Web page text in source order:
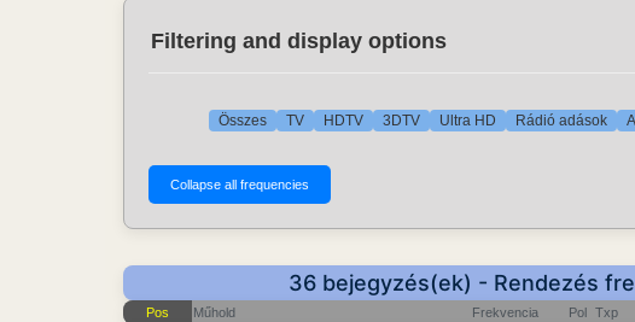
Filtering and display options
Összes TV HDTV 3DTV Ultra HD Rádió adások
36 bejegyzés(ek) - Rendezés
Pos Műhold Frekvencia Pol Txp